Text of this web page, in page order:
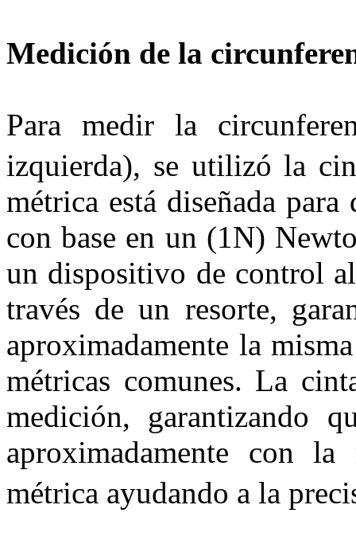
Medición de la
Para medir la
izquierda), se utilizó la
métrica está diseñada
con base en un (1N)
un dispositivo de control
través de un resorte,
aproximadamente la
métricas comunes. La
medición, garantizando
aproximadamente con
métrica ayudando a la